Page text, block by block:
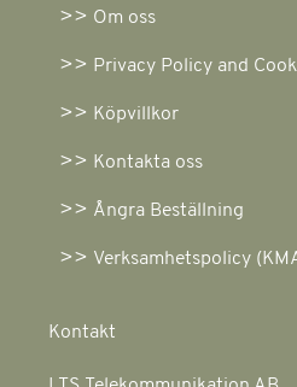
Om oss
Privacy Policy and
Köpvillkor
Kontakta oss
Ångra Beställning
Verksamhetspolicy
Kontakt